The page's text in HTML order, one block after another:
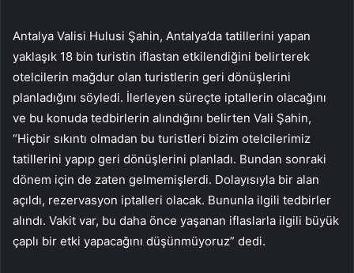
Antalya Valisi Hulusi Şahin, Antalya’da tatillerini yapan
yaklaşık 18 bin turistin iflastan etkilendiğini belirterek
otelcilerin mağdur olan turistlerin geri dönüşlerini
planladığını söyledi. İlerleyen süreçte iptallerin olacağını
ve bu konuda tedbirlerin alındığını belirten Vali Şahin,
“Hiçbir sıkıntı olmadan bu turistleri bizim otelcilerimiz
tatillerini yapıp geri dönüşlerini planladı. Bundan sonraki
dönem için de zaten gelmemişlerdi. Dolayısıyla bir alan
açıldı, rezervasyon iptalleri olacak. Bununla ilgili tedbirler
alındı. Vakit var, bu daha önce yaşanan iflaslarla ilgili büyük
çaplı bir etki yapacağını düşünmüyoruz” dedi.